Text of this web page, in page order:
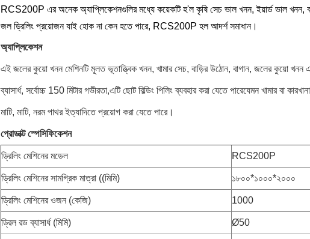
RCS200P এর অনেক অ্যাপ্লিকেশনগুলির মধ্যে কয়েকটি হ'ল কৃষি সেচ ভাল খনন, ইয়ার্ড ভাল খনন,
জল ড্রিলিং প্রয়োজন যাই হোক না কেন হতে পারে, RCS200P হল আদর্শ সমাধান।
অ্যাপ্লিকেশন
এই জলের কুয়ো খনন মেশিনটি মূলত ভূতাত্ত্বিক খনন, খামার সেচ, বাড়ির উঠোন, বাগান, জলের কুয়ো
ব্যাসার্ধ, সর্বোচ্চ 150 মিটার গভীরতা,এটি ছোট বিল্ডিং পিলিং ব্যবহার করা যেতে পারেযেমন খামার বা
মাটি, মাটি, নরম পাথর ইত্যাদিতে প্রয়োগ করা যেতে পারে।
প্রোডাক্ট স্পেসিফিকেশন
ড্রিলিং মেশিনের মডেল RCS200P
ড্রিলিং মেশিনের সামগ্রিক মাত্রা ((মিমি) ১৮০০*১০০০*২০০০
ড্রিলিং মেশিনের ওজন (কেজি) 1000
ড্রিল রড ব্যাসার্ধ (মিমি) Ø50